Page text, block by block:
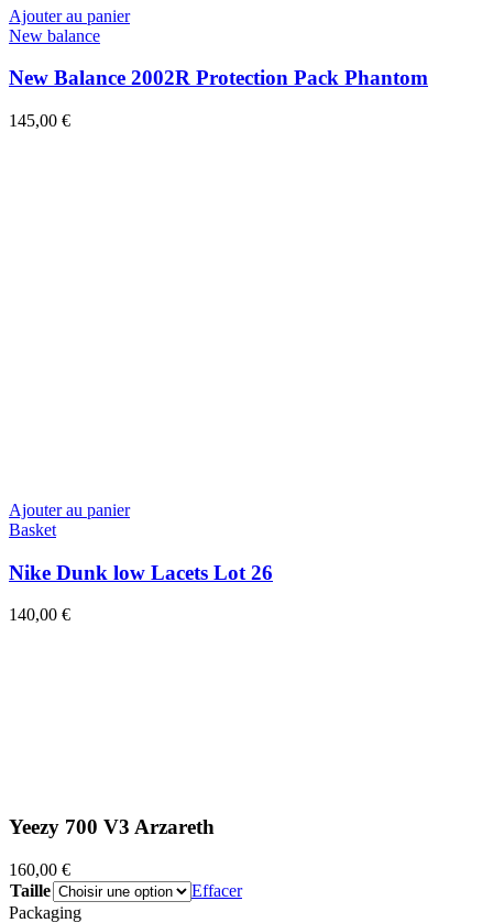
Ajouter au panier
New balance
New Balance 2002R Protection Pack Phantom
145,00 €
Ajouter au panier
Basket
Nike Dunk low Lacets Lot 26
140,00 €
Yeezy 700 V3 Arzareth
160,00 €
Taille
Effacer
Packaging